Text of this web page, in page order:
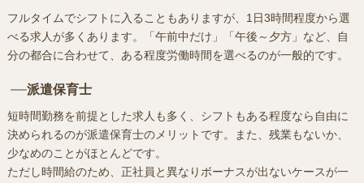
フルタイムでシフトに入ることもありますが、1日3時間程度から選
べる求人が多くあります。「午前中だけ」「午後～夕方」など、自
分の都合に合わせて、ある程度労働時間を選べるのが一般的です。
派遣保育士
短時間勤務を前提とした求人も多く、シフトもある程度なら自由に
決められるのが派遣保育士のメリットです。また、残業もないか、
少なめのことがほとんどです。
ただし時間給のため、正社員と異なりボーナスが出ないケースが一